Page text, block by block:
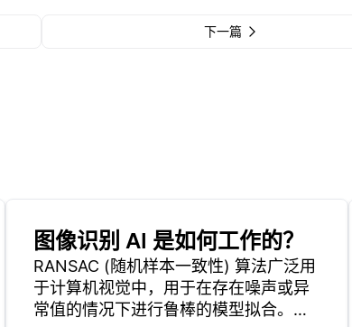
下一篇
图像识别 AI 是如何工作的？
RANSAC (随机样本一致性) 算法广泛用
于计算机视觉中，用于在存在噪声或异
常值的情况下进行鲁棒的模型拟合。它